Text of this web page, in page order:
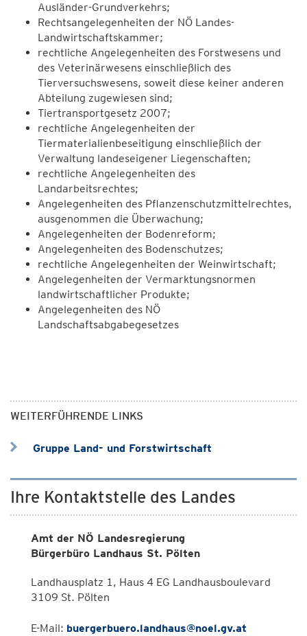
Ausländer-Grundverkehrs;
Rechtsangelegenheiten der NÖ Landes-
Landwirtschaftskammer;
rechtliche Angelegenheiten des Forstwesens und
des Veterinärwesens einschließlich des
Tierversuchswesens, soweit diese keiner anderen
Abteilung zugewiesen sind;
Tiertransportgesetz 2007;
rechtliche Angelegenheiten der
Tiermaterialienbeseitigung einschließlich der
Verwaltung landeseigener Liegenschaften;
rechtliche Angelegenheiten des
Landarbeitsrechtes;
Angelegenheiten des Pflanzenschutzmittelrechtes,
ausgenommen die Überwachung;
Angelegenheiten der Bodenreform;
Angelegenheiten des Bodenschutzes;
rechtliche Angelegenheiten der Weinwirtschaft;
Angelegenheiten der Vermarktungsnormen
landwirtschaftlicher Produkte;
Angelegenheiten des NÖ
Landschaftsabgabegesetzes
WEITERFÜHRENDE LINKS
Gruppe Land- und Forstwirtschaft
Ihre Kontaktstelle des Landes
Amt der NÖ Landesregierung
Bürgerbüro Landhaus St. Pölten
Landhausplatz 1, Haus 4 EG Landhausboulevard
3109 St. Pölten
E-Mail: buergerbuero.landhaus@noel.gv.at